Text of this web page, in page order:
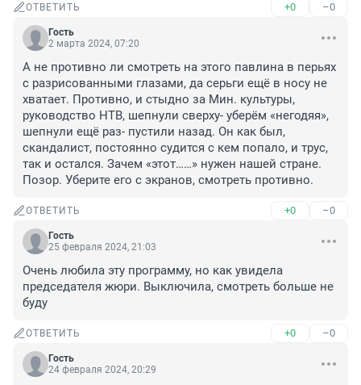
ОТВЕТИТЬ +0 –0
Гость
2 марта 2024, 07:20
А не противно ли смотреть на этого павлина в перьях
с разрисованными глазами, да серьги ещё в носу не
хватает. Противно, и стыдно за Мин. культуры,
руководство НТВ, шепнули сверху- уберём «негодяя»,
шепнули ещё раз- пустили назад. Он как был,
скандалист, постоянно судится с кем попало, и трус,
так и остался. Зачем «этот……» нужен нашей стране.
Позор. Уберите его с экранов, смотреть противно.
ОТВЕТИТЬ +0 –0
Гость
25 февраля 2024, 21:03
Очень любила эту программу, но как увидела
председателя жюри. Выключила, смотреть больше не
буду
ОТВЕТИТЬ +0 –0
Гость
24 февраля 2024, 20:29